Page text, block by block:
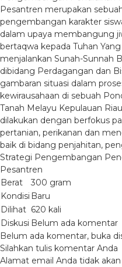
Pesantren merupakan
pengembangan karakter
dalam upaya membangung
bertaqwa kepada Tuhan
menjalankan Sunah-Sunnah
dibidang Perdagangan dan
gambaran situasi dalam
kewirausahaan di sebuah
Tanah Melayu Kepulauan
dilakukan dengan berfokus
pertanian, perikanan dan
baik di bidang penjahitan,
Strategi Pengembangan
Pesantren
Berat
300 gram
Kondisi Baru
Dilihat 620 kali
Diskusi Belum ada komentar
Belum ada komentar, buka
Silahkan tulis komentar Anda
Alamat email Anda tidak